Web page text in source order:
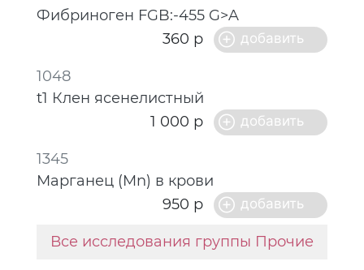
Фибриноген FGB:-455 G>A
360 р
1048
t1 Клен ясенелистный
1 000 р
1345
Марганец (Mn) в крови
950 р
Все исследования группы Прочие